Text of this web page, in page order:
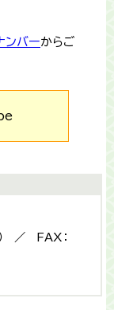
ンバーからご
／ FAX：